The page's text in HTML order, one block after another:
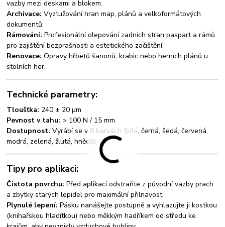
vazby mezi deskami a blokem.
Archivace: Vyztužování hran map, plánů a velkoformátových
dokumentů.
Rámování: Profesionální olepování zadních stran paspart a rámů
pro zajištění bezprašnosti a estetického začištění.
Renovace: Opravy hřbetů šanonů, krabic nebo herních plánů u
stolních her.
Technické parametry:
Tloušťka: 240 ± 20 μm
Pevnost v tahu: > 100 N / 15 mm
Dostupnost: Vyrábí se v 8 barvách (bílá, černá, šedá, červená,
modrá, zelená, žlutá, hnědá)
Tipy pro aplikaci:
Čistota povrchu: Před aplikací odstraňte z původní vazby prach
a zbytky starých lepidel pro maximální přilnavost.
Plynulé lepení: Pásku nanášejte postupně a vyhlazujte ji kostkou
(knihařskou hladítkou) nebo měkkým hadříkem od středu ke